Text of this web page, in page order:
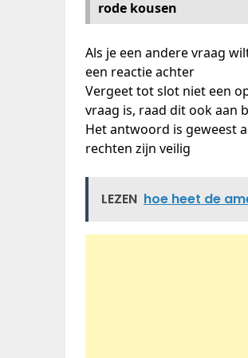
rode kousen
Als je een andere vraag
een reactie achter
Vergeet tot slot niet een
vraag is, raad dit ook aan
Het antwoord is geweest
rechten zijn veilig
LEZEN hoe heet de